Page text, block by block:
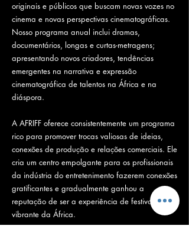
originais e públicos que buscam novas vozes no
cinema e novas perspectivas cinematográficas.
Nosso programa anual inclui dramas,
documentários, longas e curtas-metragens;
apresentando novos criadores, tendências
emergentes na narrativa e expressão
cinematográfica de talentos na África e na
diáspora.
A AFRIFF oferece consistentemente um programa
rico para promover trocas valiosas de ideias,
conexões de produção e relações comerciais. Ele
cria um centro empolgante para os profissionais
da indústria do entretenimento fazerem conexões
gratificantes e gradualmente ganhou a
reputação de ser a experiência de festival mais
vibrante da África.